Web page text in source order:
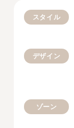
スタイル
デザイン
ゾーン